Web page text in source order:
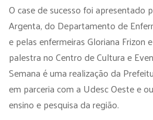
O case de sucesso foi apresentado
Argenta, do Departamento de
e pelas enfermeiras Gloriana Frizon
palestra no Centro de Cultura e
Semana é uma realização da
em parceria com a Udesc Oeste e
ensino e pesquisa da região.